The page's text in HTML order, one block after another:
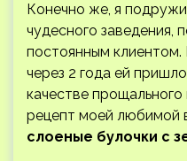
Конечно же, я
чудесного заведения,
постоянным клиентом.
через 2 года ей
качестве
рецепт моей любимой
слоеные булочки с